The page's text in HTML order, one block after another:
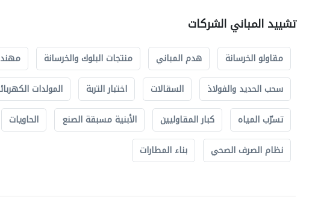
تشييد المباني الشركات
مقاولو الخرسانة هدم المباني منتجات البلوك والخرسانة
سحب الحديد والفولاذ
السقالات اختبار التربة المولدات
تسرّب المياه
كبار المقاوليين الأبنية مسبقة الصنع الحاويات
نظام الصرف الصحي
بناء المطارات